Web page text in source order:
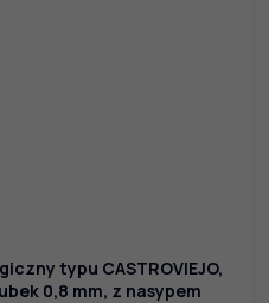
typu CASTROVIEJO,
0,8 mm, z nasypem